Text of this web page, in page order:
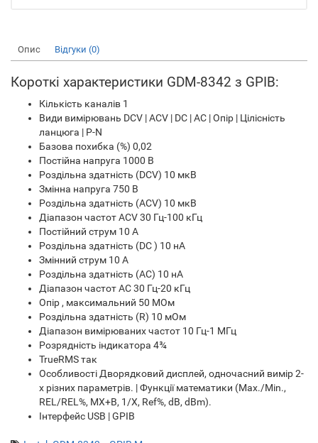
Опис Відгуки (0)
Короткі характеристики GDM-8342 з GPIB:
Кількість каналів 1
Види вимірювань DCV | ACV | DC | AC | Опір | Цілісність
ланцюга | P-N
Базова похибка (%) 0,02
Постійна напруга 1000 В
Роздільна здатність (DCV) 10 мкВ
Змінна напруга 750 В
Роздільна здатність (ACV) 10 мкВ
Діапазон частот ACV 30 Гц-100 кГц
Постійний струм 10 А
Роздільна здатність (DC ) 10 нА
Змінний струм 10 А
Роздільна здатність (AC) 10 нА
Діапазон частот AC 30 Гц-20 кГц
Опір , максимальний 50 МОм
Роздільна здатність (R) 10 мОм
Діапазон вимірюваних частот 10 Гц-1 МГц
Розрядність індикатора 4¾
TrueRMS так
Особливості Дворядковий дисплей, одночасний вимір 2-
х різних параметрів. | Функції математики (Max./Min.,
REL/REL%, MX+B, 1/X, Ref%, dB, dBm).
Інтерфейс USB | GPIB